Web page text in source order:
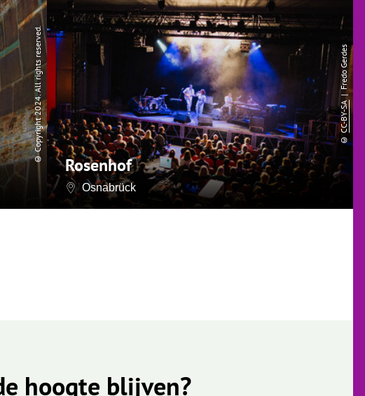
© Copyright 2024. All rights reserved.
Rosenhof
Osnabrück
©
CC-BY-SA
| Fredo Gerdes
hoogte blijven?